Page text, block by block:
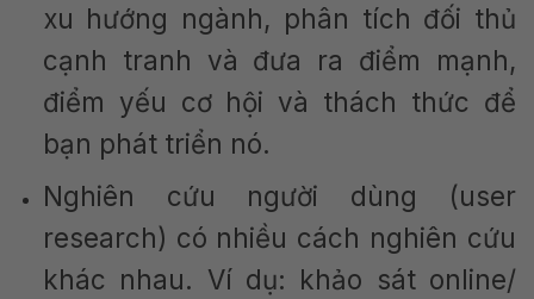
xu hướng ngành, phân tích đối thủ
cạnh tranh và đưa ra điểm mạnh,
điểm yếu cơ hội và thách thức để
bạn phát triển nó.
Nghiên cứu người dùng (user
research) có nhiều cách nghiên cứu
khác nhau. Ví dụ: khảo sát online/